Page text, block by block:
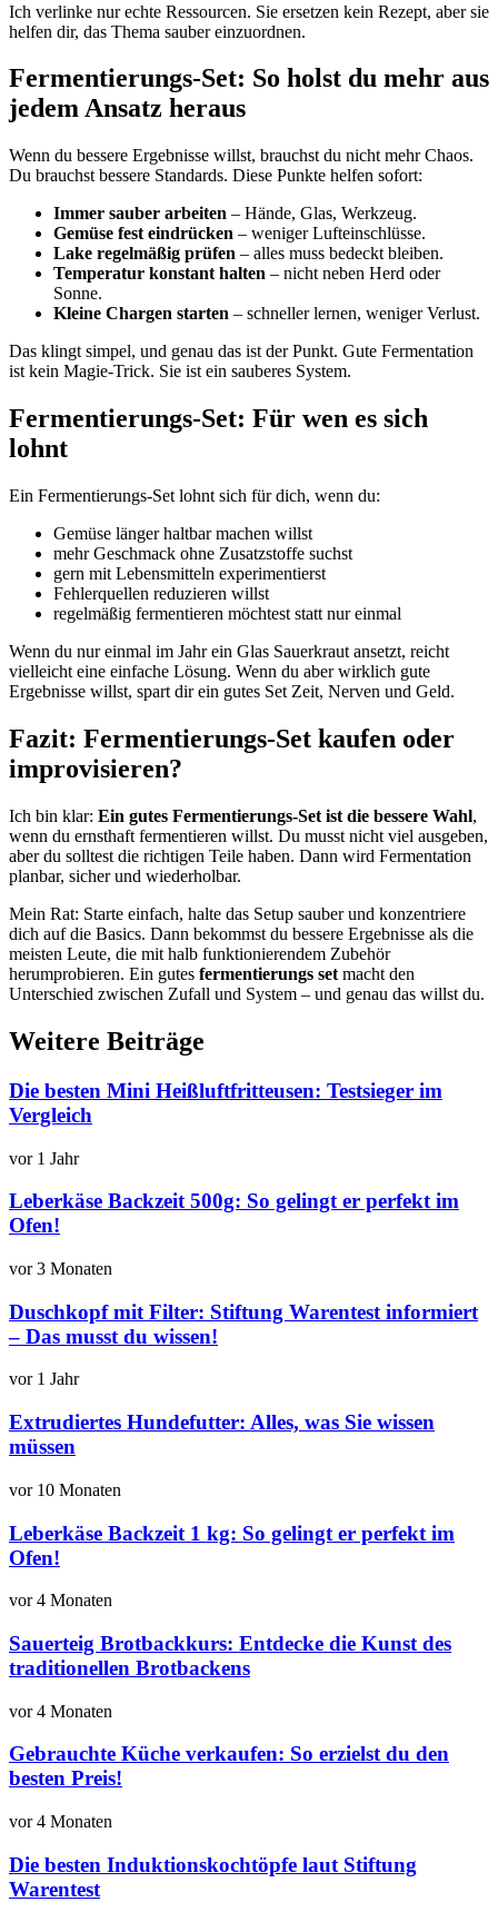
Ich verlinke nur echte Ressourcen. Sie ersetzen kein Rezept, aber sie
helfen dir, das Thema sauber einzuordnen.
Fermentierungs-Set: So holst du mehr aus
jedem Ansatz heraus
Wenn du bessere Ergebnisse willst, brauchst du nicht mehr Chaos.
Du brauchst bessere Standards. Diese Punkte helfen sofort:
Immer sauber arbeiten – Hände, Glas, Werkzeug.
Gemüse fest eindrücken – weniger Lufteinschlüsse.
Lake regelmäßig prüfen – alles muss bedeckt bleiben.
Temperatur konstant halten – nicht neben Herd oder
Sonne.
Kleine Chargen starten – schneller lernen, weniger Verlust.
Das klingt simpel, und genau das ist der Punkt. Gute Fermentation
ist kein Magie-Trick. Sie ist ein sauberes System.
Fermentierungs-Set: Für wen es sich
lohnt
Ein Fermentierungs-Set lohnt sich für dich, wenn du:
Gemüse länger haltbar machen willst
mehr Geschmack ohne Zusatzstoffe suchst
gern mit Lebensmitteln experimentierst
Fehlerquellen reduzieren willst
regelmäßig fermentieren möchtest statt nur einmal
Wenn du nur einmal im Jahr ein Glas Sauerkraut ansetzt, reicht
vielleicht eine einfache Lösung. Wenn du aber wirklich gute
Ergebnisse willst, spart dir ein gutes Set Zeit, Nerven und Geld.
Fazit: Fermentierungs-Set kaufen oder
improvisieren?
Ich bin klar: Ein gutes Fermentierungs-Set ist die bessere Wahl,
wenn du ernsthaft fermentieren willst. Du musst nicht viel ausgeben,
aber du solltest die richtigen Teile haben. Dann wird Fermentation
planbar, sicher und wiederholbar.
Mein Rat: Starte einfach, halte das Setup sauber und konzentriere
dich auf die Basics. Dann bekommst du bessere Ergebnisse als die
meisten Leute, die mit halb funktionierendem Zubehör
herumprobieren. Ein gutes fermentierungs set macht den
Unterschied zwischen Zufall und System – und genau das willst du.
Weitere Beiträge
Die besten Mini Heißluftfritteusen: Testsieger im
Vergleich
vor 1 Jahr
Leberkäse Backzeit 500g: So gelingt er perfekt im
Ofen!
vor 3 Monaten
Duschkopf mit Filter: Stiftung Warentest informiert
– Das musst du wissen!
vor 1 Jahr
Extrudiertes Hundefutter: Alles, was Sie wissen
müssen
vor 10 Monaten
Leberkäse Backzeit 1 kg: So gelingt er perfekt im
Ofen!
vor 4 Monaten
Sauerteig Brotbackkurs: Entdecke die Kunst des
traditionellen Brotbackens
vor 4 Monaten
Gebrauchte Küche verkaufen: So erzielst du den
besten Preis!
vor 4 Monaten
Die besten Induktionskochtöpfe laut Stiftung
Warentest